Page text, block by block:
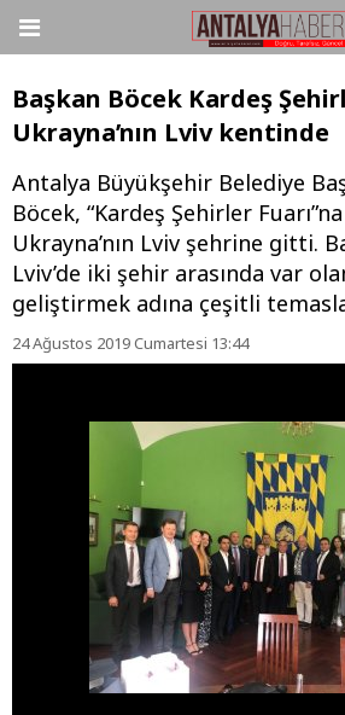
Başkan Böcek Kardeş
Ukrayna’nın Lviv kentinde
Antalya Büyükşehir Belediye
Böcek, “Kardeş Şehirler
Ukrayna’nın Lviv şehrine gitti.
Lviv’de iki şehir arasında var
geliştirmek adına çeşitli
24 Ağustos 2019 Cumartesi 13:44